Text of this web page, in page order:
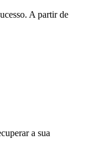
A partir de
a sua